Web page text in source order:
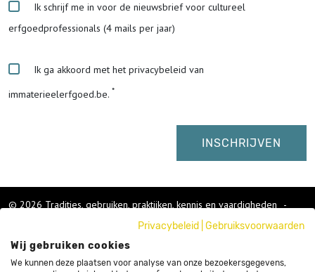
Ik schrijf me in voor de nieuwsbrief voor cultureel
erfgoedprofessionals (4 mails per jaar)
Ik ga akkoord met het privacybeleid van
immaterieelerfgoed.be.
© 2026 Tradities, gebruiken, praktijken, kennis en vaardigheden
-
Gebruikersvoorwaarden
Privacybeleid
Privacybeleid
Gebruiksvoorwaarden
Wij gebruiken cookies
We kunnen deze plaatsen voor analyse van onze bezoekersgegevens,